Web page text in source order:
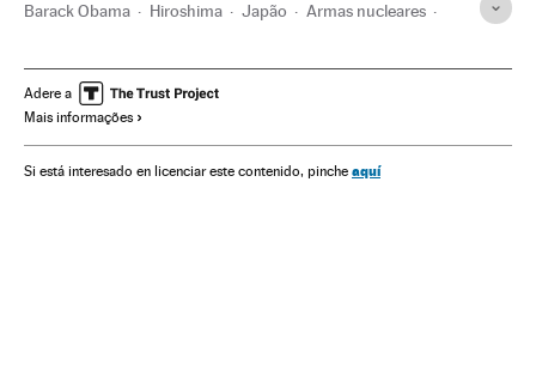
Barack Obama Hiroshima Japão Armas nucleares
Armamento Ásia Defesa
Adere a
Mais informações
Si está interesado en licenciar este contenido, pinche aquí